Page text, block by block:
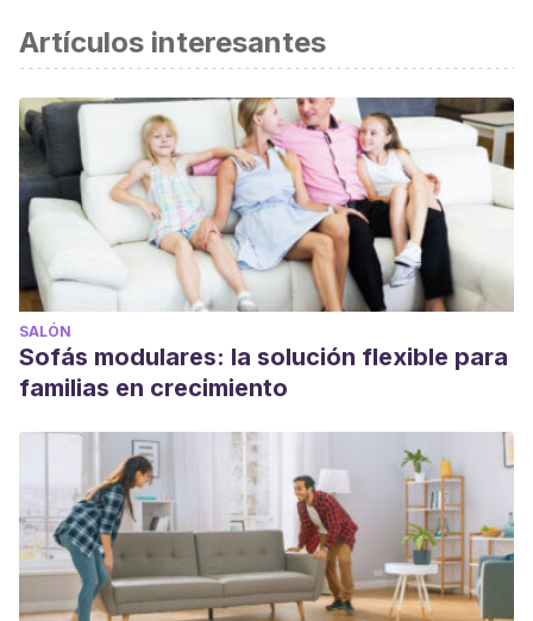
Artículos interesantes
SALÓN
Sofás modulares: la solución flexible para
familias en crecimiento